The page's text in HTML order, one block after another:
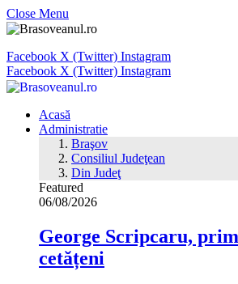
Close Menu
Facebook X (Twitter) Instagram
Facebook X (Twitter) Instagram
Acasă
Administratie
Braşov
Consiliul Judeţean
Din Judeţ
Featured
06/08/2026
George Scripcaru,
cetățeni